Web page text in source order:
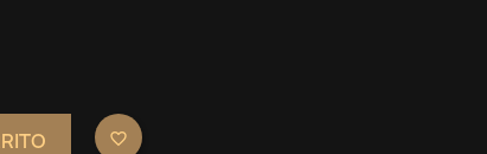
favorite_border